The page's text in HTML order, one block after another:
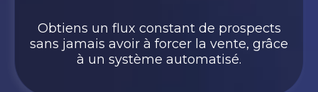
Obtiens un flux constant de prospects
sans jamais avoir à forcer la vente, grâce
à un système automatisé.